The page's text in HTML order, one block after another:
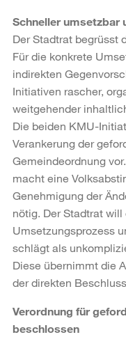
Schneller umsetzbar
Der Stadtrat begrüsst
Für die konkrete
indirekten
Initiativen rascher,
weitgehender
Die beiden KMU-
Verankerung der
Gemeindeordnung
macht eine
Genehmigung der
nötig. Der Stadtrat
Umsetzungsprozess
schlägt als
Diese übernimmt die
der direkten
Verordnung für
beschlossen